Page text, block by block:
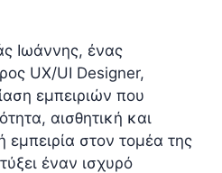
Ιωάννης, ένας
UX/UI Designer,
εμπειριών που
αισθητική και
εμπειρία στον τομέα της
έναν ισχυρό